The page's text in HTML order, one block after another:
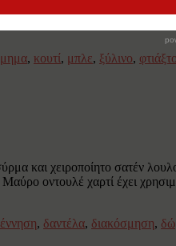
και ένας φυσικός
, κουτί, μπλε, ξύλινο,
και χειροποίητο σατέν
οντουλέ χαρτί έχει
, δαντέλα, διακόσμηση,